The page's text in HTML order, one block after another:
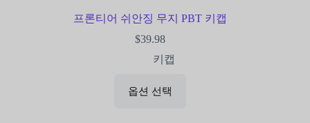
프론티어 쉬안징 무지 PBT 키캡
$39.98
키캡
옵션 선택